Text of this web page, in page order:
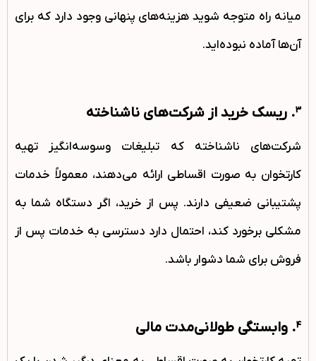
میانه راه متوجه شوید هزینه‌های پنهانی وجود دارد که برای
آن‌ها آماده نبوده‌اید.
3. ریسک خرید از شرکت‌های ناشناخته
شرکت‌های ناشناخته که تبلیغات وسوسه‌انگیز تهیه
کارتخوان به صورت اقساطی ارائه می‌دهند، معمولاً خدمات
پشتیبانی ضعیفی دارند. پس از خرید، اگر دستگاه شما به
مشکلی برخورد کند، احتمال دارد دسترسی به خدمات پس از
فروش برای شما دشوار باشد.
4. وابستگی طولانی‌مدت مالی